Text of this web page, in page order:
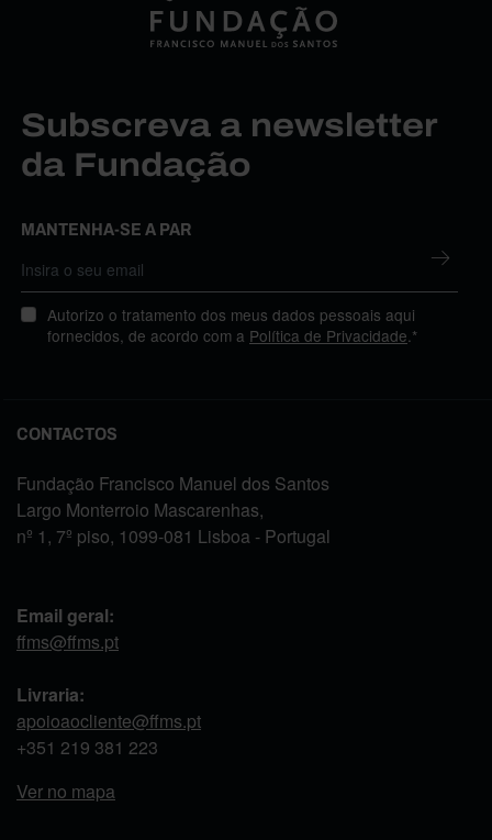
Subscreva a newsletter
da Fundação
MANTENHA-SE A PAR
Autorizo o tratamento dos meus dados pessoais aqui
fornecidos, de acordo com a Política de Privacidade .*
CONTACTOS
Fundação Francisco Manuel dos Santos
Largo Monterroio Mascarenhas,
nº 1, 7º piso, 1099-081 Lisboa - Portugal
Email geral:
ffms@ffms.pt
Livraria:
apoioaocliente@ffms.pt
+351 219 381 223
Ver no mapa